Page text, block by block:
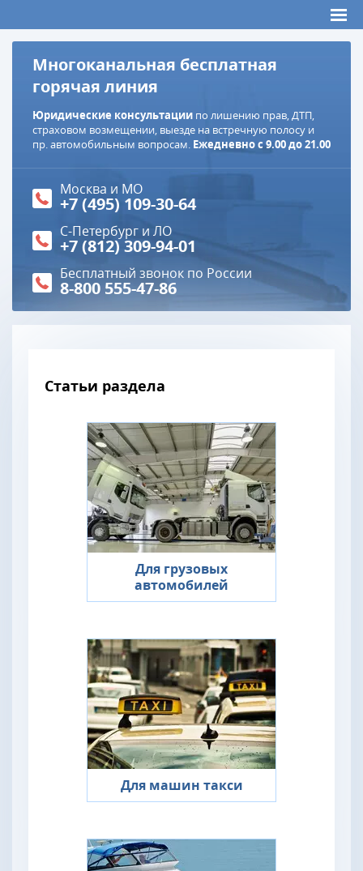
Многоканальная бесплатная
горячая линия
Юридические консультации по лишению прав, ДТП,
страховом возмещении, выезде на встречную полосу и
пр. автомобильным вопросам. Ежедневно с 9.00 до 21.00
Москва и МО
+7 (495) 109-30-64
С-Петербург и ЛО
+7 (812) 309-94-01
Бесплатный звонок по России
8-800 555-47-86
Статьи раздела
Для грузовых
автомобилей
Для машин такси